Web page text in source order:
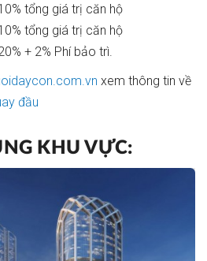
tổng giá trị căn hộ
tổng giá trị căn hộ
+ 2% Phí bảo trì.
xem thông tin về
đầu
KHU VỰC: